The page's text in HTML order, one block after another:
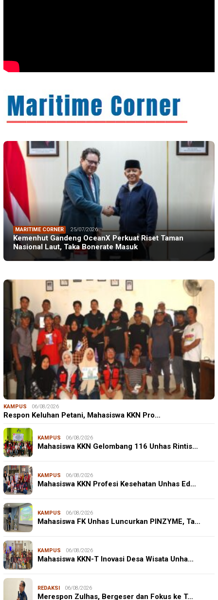
MARITIME CORNER 25/07/2026
Kemenhut Gandeng OceanX Perkuat Riset Taman
Nasional Laut, Taka Bonerate Masuk
KAMPUS 06/08/2026
Respon Keluhan Petani, Mahasiswa KKN Pro…
KAMPUS 06/08/2026
Mahasiswa KKN Gelombang 116 Unhas Rintis…
KAMPUS 06/08/2026
Mahasiswa KKN Profesi Kesehatan Unhas Ed…
KAMPUS 06/08/2026
Mahasiswa FK Unhas Luncurkan PINZYME, Ta…
KAMPUS 06/08/2026
Mahasiswa KKN-T Inovasi Desa Wisata Unha…
REDAKSI 06/08/2026
Merespon Zulhas, Bergeser dan Fokus ke T…